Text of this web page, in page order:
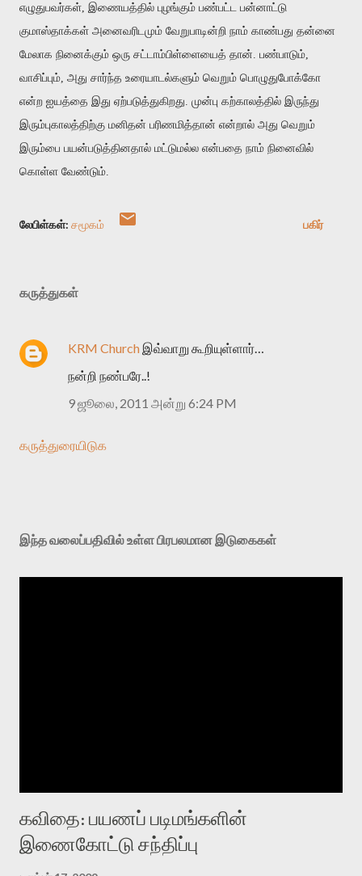
எழுதுபவர்கள், இணையத்தில் புழங்கும் பண்பட்ட பன்னாட்டு
குமாஸ்தாக்கள் அனைவரிடமும் வேறுபாடின்றி நாம் காண்பது தன்னை
மேலாக நினைக்கும் ஒரு சட்டாம்பிள்ளையைத் தான். பண்பாடும்,
வாசிப்பும், அது சார்ந்த உரையாடல்களும் வெறும் பொழுதுபோக்கோ
என்ற ஐயத்தை இது ஏற்படுத்துகிறது. முன்பு கற்காலத்தில் இருந்து
இரும்புகாலத்திற்கு மனிதன் பரிணமித்தான் என்றால் அது வெறும்
இரும்பை பயன்படுத்தினதால் மட்டுமல்ல என்பதை நாம் நினைவில்
கொள்ள வேண்டும்.
லேபிள்கள்: சமூகம் பகிர்
கருத்துகள்
KRM Church இவ்வாறு கூறியுள்ளார்…
நன்றி நண்பரே..!
9 ஜூலை, 2011 அன்று 6:24 PM
கருத்துரையிடுக
இந்த வலைப்பதிவில் உள்ள பிரபலமான இடுகைகள்
கவிதை: பயணப் படிமங்களின்
இணைகோட்டு சந்திப்பு